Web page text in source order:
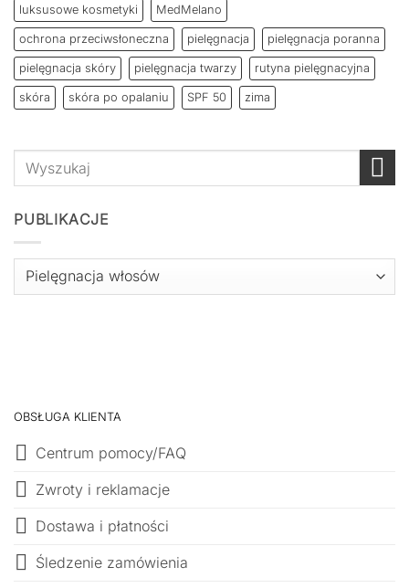
luksusowe kosmetyki MedMelano
ochrona przeciwsłoneczna pielęgnacja pielęgnacja poranna
pielęgnacja skóry pielęgnacja twarzy rutyna pielęgnacyjna
skóra skóra po opalaniu SPF 50 zima
PUBLIKACJE
PUBLIKACJE
OBSŁUGA KLIENTA
Centrum pomocy/FAQ
Zwroty i reklamacje
Dostawa i płatności
Śledzenie zamówienia